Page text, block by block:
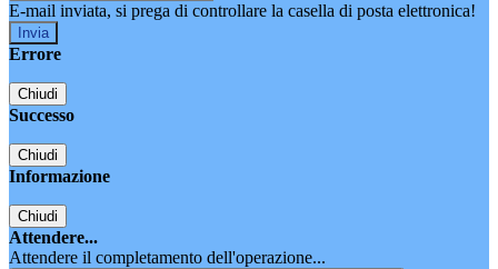
E-mail inviata, si prega di controllare la casella di posta elettronica!
Errore
Chiudi
Successo
Chiudi
Informazione
Chiudi
Attendere...
Attendere il completamento dell'operazione...